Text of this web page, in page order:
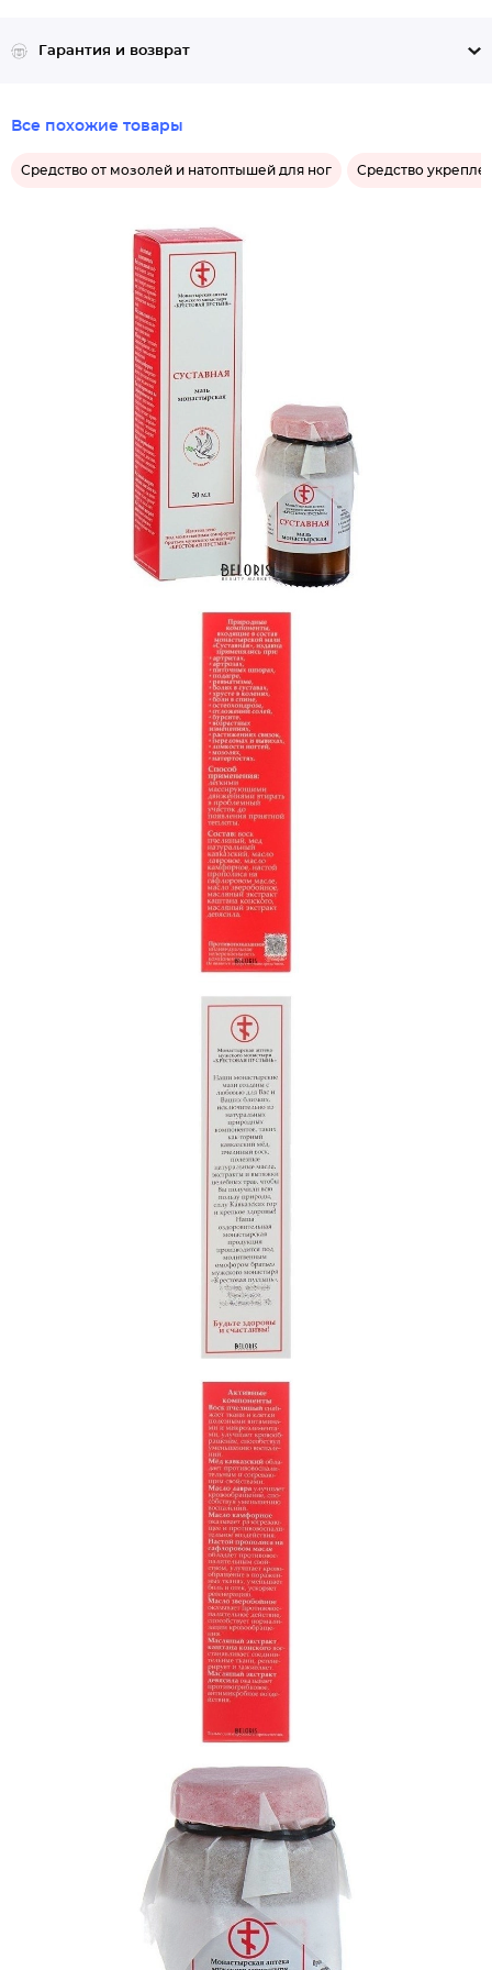
Индивидуальная непереносимость компонентов.
Гарантия и возврат
Все похожие товары
Средство от мозолей и натоптышей для ног Средство